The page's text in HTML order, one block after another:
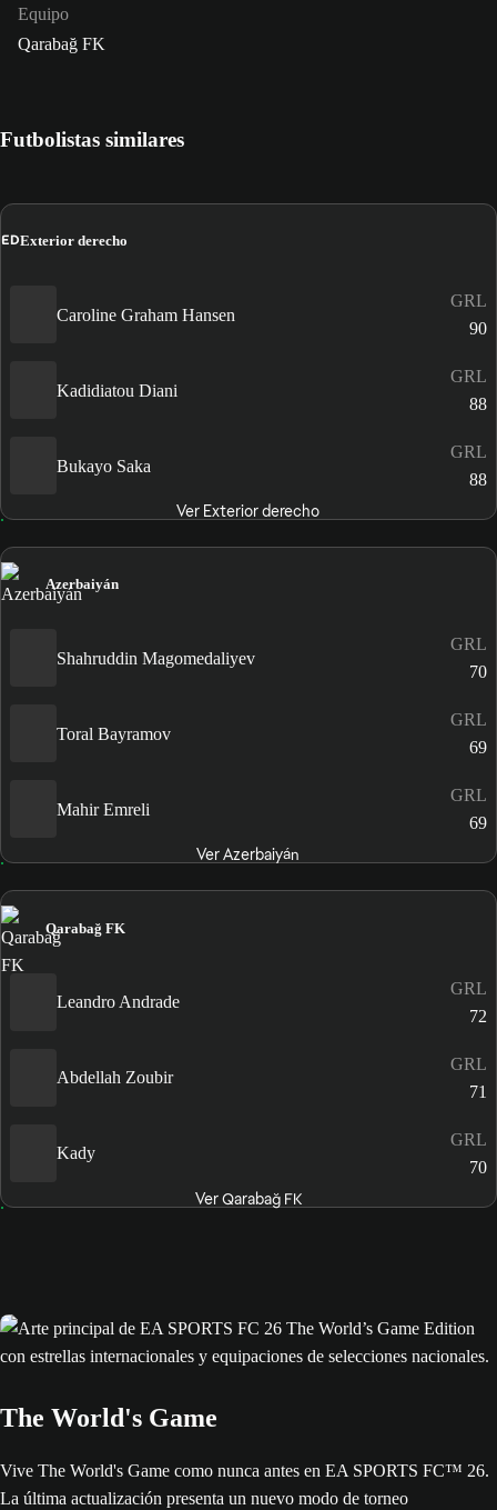
Equipo
Qarabağ FK
Futbolistas similares
EDExterior derecho
Caroline Graham Hansen
GRL
90
Kadidiatou Diani
GRL
88
Bukayo Saka
GRL
88
Ver Exterior derecho
Azerbaiyán
Shahruddin Magomedaliyev
GRL
70
Toral Bayramov
GRL
69
Mahir Emreli
GRL
69
Ver Azerbaiyán
Qarabağ FK
Leandro Andrade
GRL
72
Abdellah Zoubir
GRL
71
Kady
GRL
70
Ver Qarabağ FK
The World's Game
Vive The World's Game como nunca antes en EA SPORTS FC™ 26.
La última actualización presenta un nuevo modo de torneo